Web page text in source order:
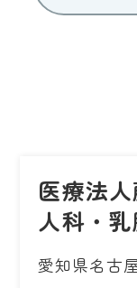
医療法
人科・
愛知県名古